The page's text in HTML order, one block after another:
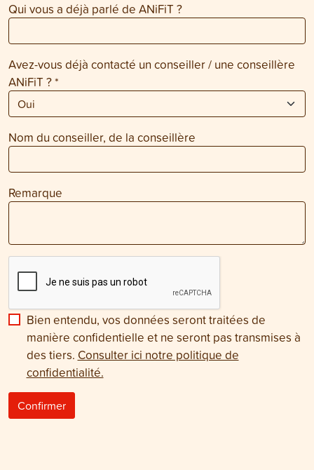
Qui vous a déjà parlé de ANiFiT ?
Avez-vous déjà contacté un conseiller / une conseillère
ANiFiT ?*
Nom du conseiller, de la conseillère
Remarque
Bien entendu, vos données seront traitées de
manière confidentielle et ne seront pas transmises à
des tiers. Consulter ici notre politique de
confidentialité.
Confirmer